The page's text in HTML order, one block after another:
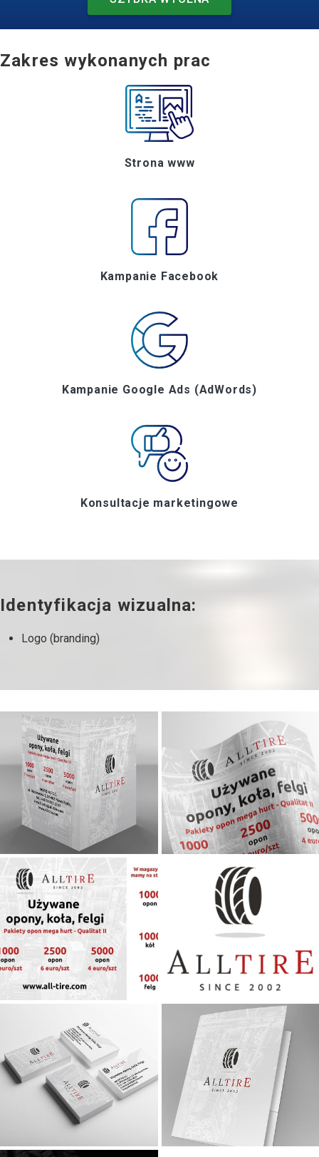
Zakres wykonanych prac
Strona www
Kampanie Facebook
Kampanie Google Ads (AdWords)
Konsultacje marketingowe
Identyfikacja wizualna:
Logo (branding)